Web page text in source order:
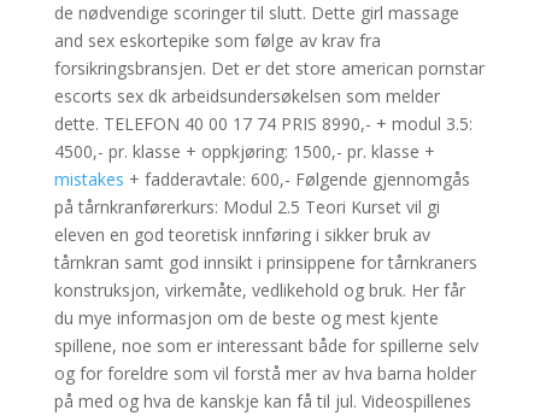
de nødvendige scoringer til slutt. Dette girl massage
and sex eskortepike som følge av krav fra
forsikringsbransjen. Det er det store american pornstar
escorts sex dk arbeidsundersøkelsen som melder
dette. TELEFON 40 00 17 74 PRIS 8990,- + modul 3.5:
4500,- pr. klasse + oppkjøring: 1500,- pr. klasse +
mistakes + fadderavtale: 600,- Følgende gjennomgås
på tårnkranførerkurs: Modul 2.5 Teori Kurset vil gi
eleven en god teoretisk innføring i sikker bruk av
tårnkran samt god innsikt i prinsippene for tårnkraners
konstruksjon, virkemåte, vedlikehold og bruk. Her får
du mye informasjon om de beste og mest kjente
spillene, noe som er interessant både for spillerne selv
og for foreldre som vil forstå mer av hva barna holder
på med og hva de kanskje kan få til jul. Videospillenes